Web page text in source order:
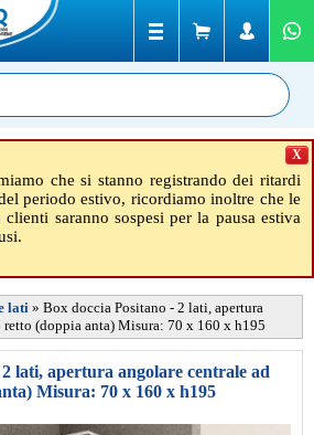
che si stanno registrando dei ritardi
periodo estivo, ricordiamo inoltre che le
saranno sospesi per la pausa estiva
X
lati» Box doccia Positano - 2 lati, apertura
retto (doppia anta) Misura: 70 x 160 x h195
lati, apertura angolare centrale ad
Misura: 70 x 160 x h195